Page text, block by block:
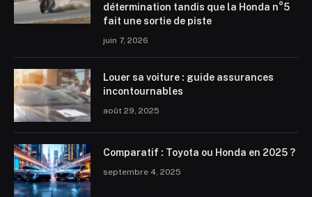
détermination tandis que la Honda n°5
fait une sortie de piste
juin 7, 2026
Louer sa voiture : guide assurances
incontournables
août 29, 2025
Comparatif : Toyota ou Honda en 2025 ?
septembre 4, 2025